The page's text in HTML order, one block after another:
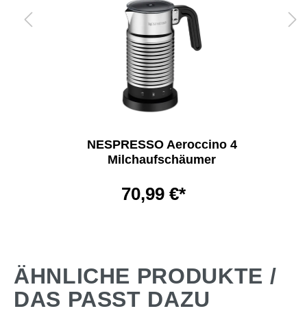
NESPRESSO Aeroccino 4
Milchaufschäumer
70,99 €*
ÄHNLICHE PRODUKTE /
DAS PASST DAZU